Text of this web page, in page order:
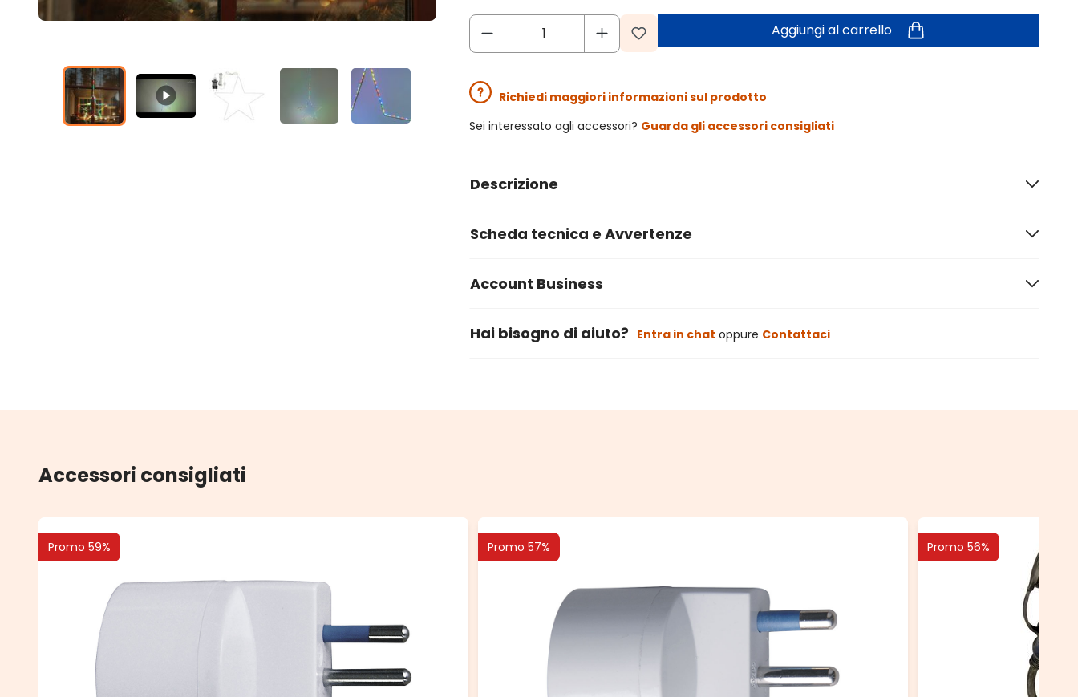
Aggiungi al carrello
Richiedi maggiori informazioni sul prodotto
Sei interessato agli accessori? Guarda gli accessori consigliati
Descrizione
Scheda tecnica e Avvertenze
Account Business
Hai bisogno di aiuto? Entra in chat oppure Contattaci
Accessori consigliati
Promo 59% Promo 57% Promo 56%